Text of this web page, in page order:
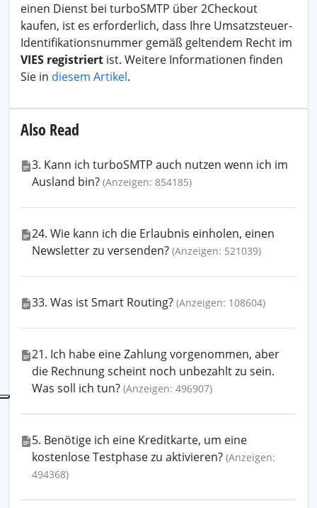
einen Dienst bei turboSMTP über 2Checkout
kaufen, ist es erforderlich, dass Ihre Umsatzsteuer-
Identifikationsnummer gemäß geltendem Recht im
VIES registriert ist. Weitere Informationen finden
Sie in diesem Artikel.
Also Read
3. Kann ich turboSMTP auch nutzen wenn ich im
Ausland bin? (Anzeigen: 854185)
24. Wie kann ich die Erlaubnis einholen, einen
Newsletter zu versenden? (Anzeigen: 521039)
33. Was ist Smart Routing? (Anzeigen: 108604)
21. Ich habe eine Zahlung vorgenommen, aber
die Rechnung scheint noch unbezahlt zu sein.
Was soll ich tun? (Anzeigen: 496907)
5. Benötige ich eine Kreditkarte, um eine
kostenlose Testphase zu aktivieren? (Anzeigen:
494368)